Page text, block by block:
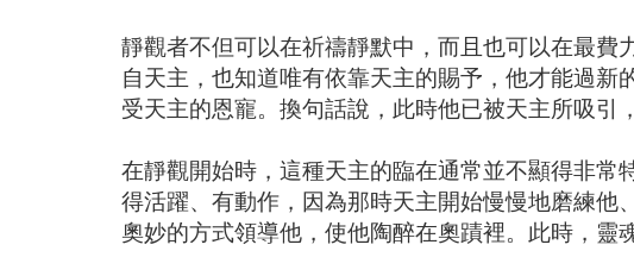
靜觀者不但可以在祈禱靜默中，而且也可以在最
自天主，也知道唯有依靠天主的賜予，他才能過
受天主的恩寵。換句話說，此時他已被天主所吸引
在靜觀開始時，這種天主的臨在通常並不顯得非
得活躍、有動作，因為那時天主開始慢慢地磨練
奧妙的方式領導他，使他陶醉在奧蹟裡。此時，靈